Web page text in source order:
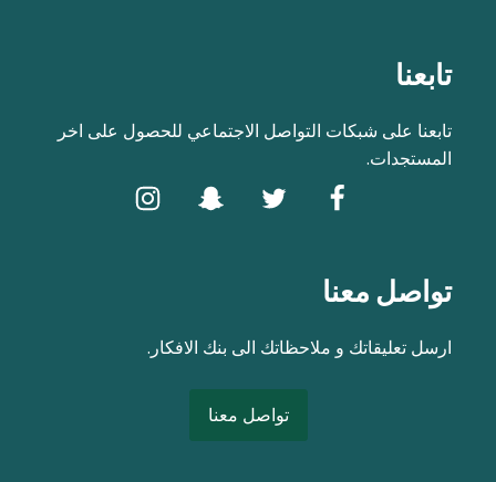
تابعنا
تابعنا على شبكات التواصل الاجتماعي للحصول على اخر
المستجدات.
تواصل معنا
ارسل تعليقاتك و ملاحظاتك الى بنك الافكار.
تواصل معنا